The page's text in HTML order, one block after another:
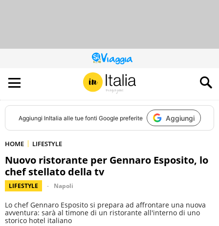
QUESTO
SITO
CONTRIBUISCE
ALL’AUDIENCE
DI
Aggiungi InItalia alle tue fonti Google preferite Aggiungi
HOME LIFESTYLE
Nuovo ristorante per Gennaro Esposito, lo
chef stellato della tv
LIFESTYLE Napoli
Lo chef Gennaro Esposito si prepara ad affrontare una nuova
avventura: sarà al timone di un ristorante all'interno di uno
storico hotel italiano